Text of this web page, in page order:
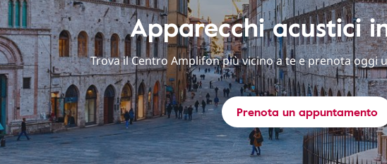
Apparecchi acustici
Trova il Centro Amplifon più vicino a te e prenota
Prenota un appuntamento